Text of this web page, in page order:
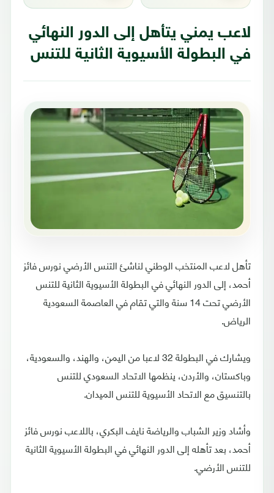
لاعب يمني يتأهل إلى الدور النهائي
في البطولة الأسيوية الثانية للتنس
تأهل لاعب المنتخب الوطني لناشئ التنس الأرضي نورس فائز
أحمد، إلى الدور النهائي في البطولة الأسيوية الثانية للتنس
الأرضي تحت 14 سنة والتي تقام في العاصمة السعودية
الرياض.
ويشارك في البطولة 32 لاعبا من اليمن، والهند، والسعودية،
وباكستان، والأردن، ينظمها الاتحاد السعودي للتنس
بالتنسيق مع الاتحاد الأسيوية للتنس الميدان.
وأشاد وزير الشباب والرياضة نايف البكري، باللاعب نورس فائز
أحمد، بعد تأهله إلى الدور النهائي في البطولة الأسيوية الثانية
للتنس الأرضي.